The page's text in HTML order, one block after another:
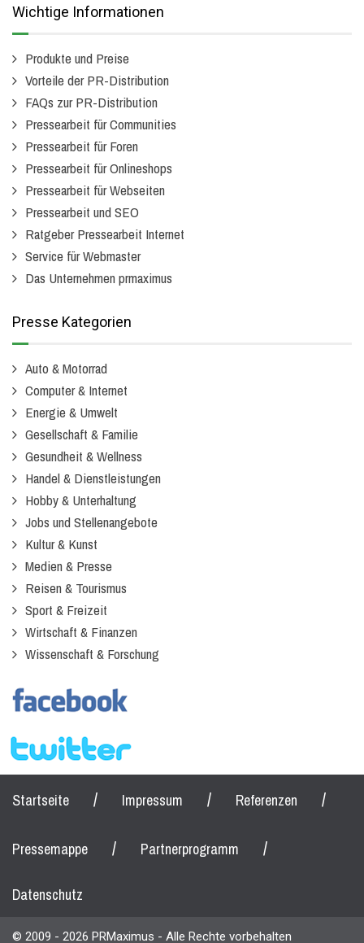
Wichtige Informationen
Produkte und Preise
Vorteile der PR-Distribution
FAQs zur PR-Distribution
Pressearbeit für Communities
Pressearbeit für Foren
Pressearbeit für Onlineshops
Pressearbeit für Webseiten
Pressearbeit und SEO
Ratgeber Pressearbeit Internet
Service für Webmaster
Das Unternehmen prmaximus
Presse Kategorien
Auto & Motorrad
Computer & Internet
Energie & Umwelt
Gesellschaft & Familie
Gesundheit & Wellness
Handel & Dienstleistungen
Hobby & Unterhaltung
Jobs und Stellenangebote
Kultur & Kunst
Medien & Presse
Reisen & Tourismus
Sport & Freizeit
Wirtschaft & Finanzen
Wissenschaft & Forschung
Startseite / Impressum / Referenzen /
Pressemappe / Partnerprogramm /
Datenschutz
© 2009 - 2026 PRMaximus - Alle Rechte vorbehalten